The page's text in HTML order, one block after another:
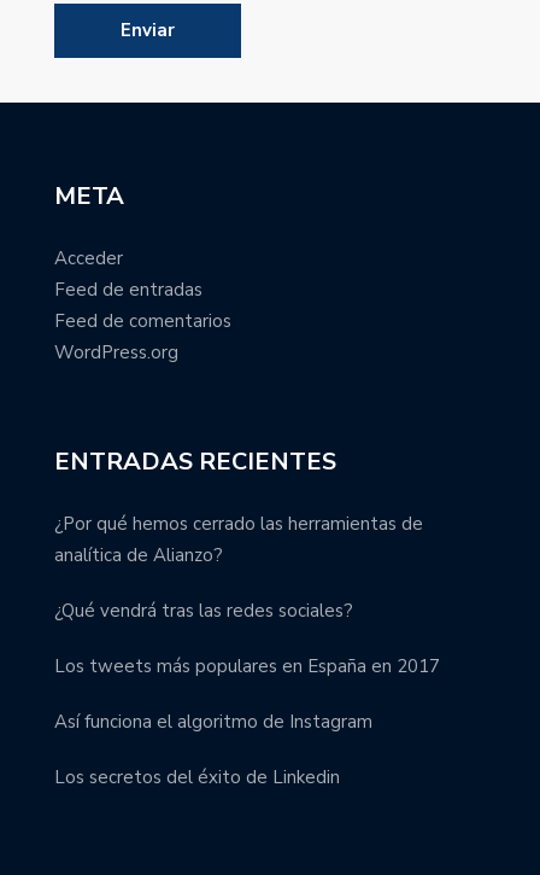
META
Acceder
Feed de entradas
Feed de comentarios
WordPress.org
ENTRADAS RECIENTES
¿Por qué hemos cerrado las herramientas de
analítica de Alianzo?
¿Qué vendrá tras las redes sociales?
Los tweets más populares en España en 2017
Así funciona el algoritmo de Instagram
Los secretos del éxito de Linkedin